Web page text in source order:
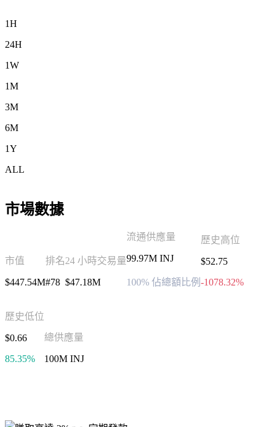
1H
24H
1W
1M
3M
6M
1Y
ALL
市場數據
市值
$447.54M
排名
#78
24 小時交易量
$47.18M
流通供應量
99.97M INJ
100% 佔總額比例
歷史高位
$52.75
-1078.32%
歷史低位
$0.66
85.35%
總供應量
100M INJ